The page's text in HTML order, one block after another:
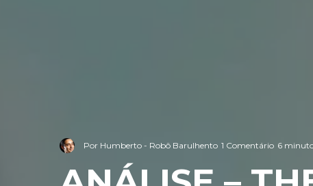
Por Humberto - Robô Barulhento 1 Comentário 6